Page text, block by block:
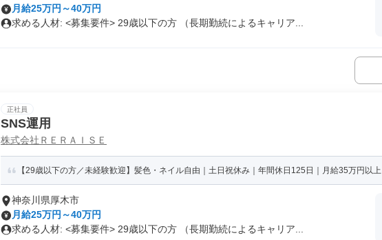
月給25万円～40万円
求める人材: <募集要件> 29歳以下の方 （長期勤続によるキャリア...
正社員
SNS運用
株式会社ＲＥＲＡＩＳＥ
【29歳以下の方／未経験歓迎】髪色・ネイル自由｜土日祝休み｜年間休日125日｜月給35万円以上
神奈川県厚木市
月給25万円～40万円
求める人材: <募集要件> 29歳以下の方 （長期勤続によるキャリア...